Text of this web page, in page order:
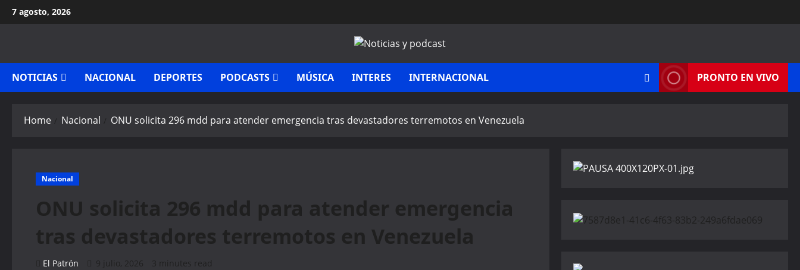
Skip
to
7 agosto, 2026
NOTICIAS NACIONAL DEPORTES PODCASTS MÚSICA INTERES INTERNACIONAL PRONTO EN VIVO
Home Nacional ONU solicita 296 mdd para atender emergencia tras devastadores terremotos en Venezuela
Nacional
ONU solicita 296 mdd para atender emergencia
tras devastadores terremotos en Venezuela
El Patrón 9 julio, 2026 3 minutes read